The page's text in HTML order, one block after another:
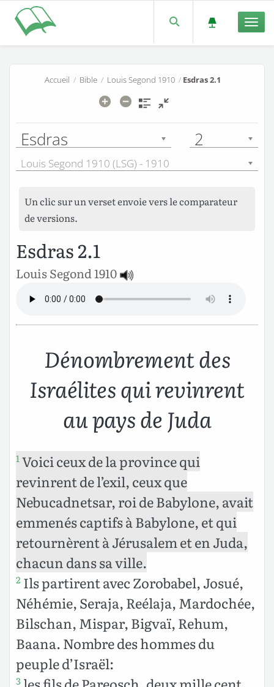
Accueil / Bible / Louis Segond 1910 / Esdras 2.1
Esdras 2
Louis Segond 1910 (LSG) - 1910
Un clic sur un verset envoie vers le comparateur
de versions.
Esdras 2.1
Louis Segond 1910
Dénombrement des
Israélites qui revinrent
au pays de Juda
1Voici ceux de la province qui
revinrent de l’exil, ceux que
Nebucadnetsar, roi de Babylone, avait
emmenés captifs à Babylone, et qui
retournèrent à Jérusalem et en Juda,
chacun dans sa ville.
2 Ils partirent avec Zorobabel, Josué,
Néhémie, Seraja, Reélaja, Mardochée,
Bilschan, Mispar, Bigvaï, Rehum,
Baana. Nombre des hommes du
peuple d’Israël:
3